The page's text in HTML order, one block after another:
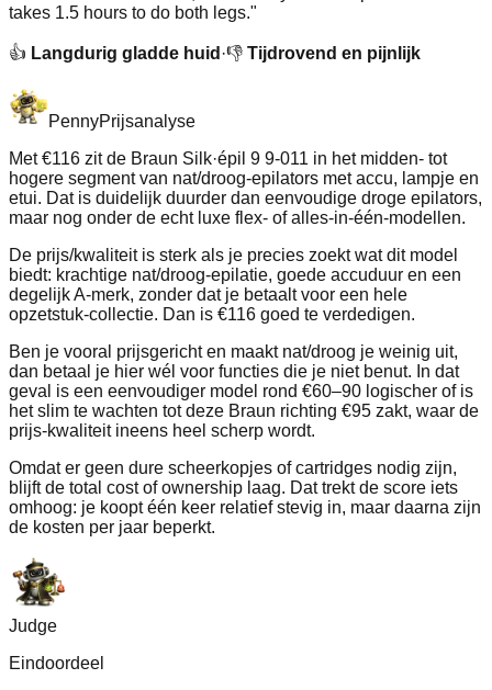
takes 1.5 hours to do both legs."
👍 Langdurig gladde huid ·👎 Tijdrovend en pijnlijk
PennyPrijsanalyse
Met €116 zit de Braun Silk·épil 9 9-011 in het midden- tot
hogere segment van nat/droog-epilators met accu, lampje en
etui. Dat is duidelijk duurder dan eenvoudige droge epilators,
maar nog onder de echt luxe flex- of alles-in-één-modellen.
De prijs/kwaliteit is sterk als je precies zoekt wat dit model
biedt: krachtige nat/droog-epilatie, goede accuduur en een
degelijk A-merk, zonder dat je betaalt voor een hele
opzetstuk-collectie. Dan is €116 goed te verdedigen.
Ben je vooral prijsgericht en maakt nat/droog je weinig uit,
dan betaal je hier wél voor functies die je niet benut. In dat
geval is een eenvoudiger model rond €60–90 logischer of is
het slim te wachten tot deze Braun richting €95 zakt, waar de
prijs-kwaliteit ineens heel scherp wordt.
Omdat er geen dure scheerkopjes of cartridges nodig zijn,
blijft de total cost of ownership laag. Dat trekt de score iets
omhoog: je koopt één keer relatief stevig in, maar daarna zijn
de kosten per jaar beperkt.
Judge
Eindoordeel